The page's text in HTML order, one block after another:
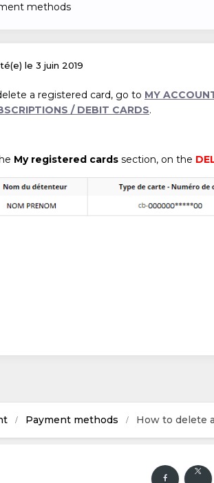
methods
le 3 juin 2019
a registered card, go to MY
/ DEBIT CARDS.
My registered cards section, on the
Payment methods How to delete